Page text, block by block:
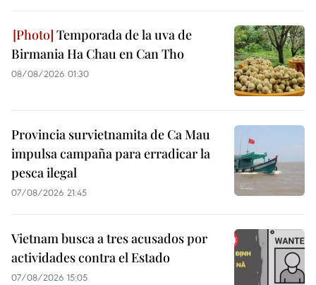
Temporada de la uva de
Birmania Ha Chau en Can Tho
08/08/2026 01:30
Provincia survietnamita de Ca Mau
impulsa campaña para erradicar la
pesca ilegal
07/08/2026 21:45
Vietnam busca a tres acusados por
actividades contra el Estado
07/08/2026 15:05